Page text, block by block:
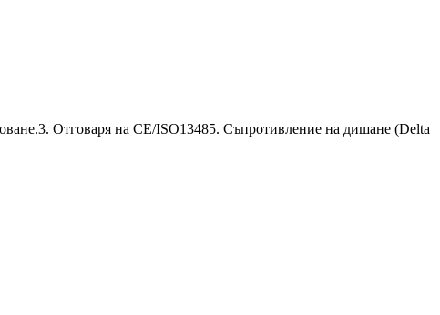
Отговаря на CE/ISO13485. Съпротивление на дишане (Delta